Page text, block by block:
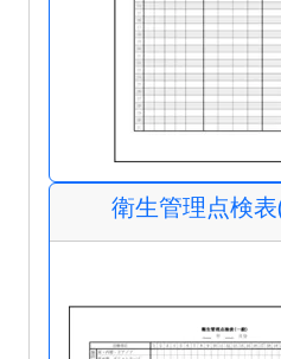
衛生管理点検